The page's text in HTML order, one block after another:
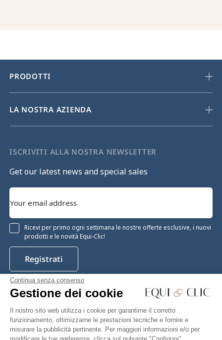
Continua senza consenso
Gestione dei cookie
Il nostro sito web utilizza i cookie per garantirne il corretto
funzionamento, ottimizzarne le prestazioni tecniche e fornire e
misurare la pubblicità pertinente. Per maggiori informazioni e/o per
modificare le tue preferenze, clicca sul pulsante "Configura".
PRODOTTI
LA NOSTRA AZIENDA
ISCRIVITI ALLA NOSTRA NEWSLETTER
Get our latest news and special sales
Ricevi per primo ogni settimana le nostre offerte esclusive, i nuovi
prodotti e le novità Equi-Clic!
Registrati
Facebook Twitter
YouTube
Pinterest
Instagram